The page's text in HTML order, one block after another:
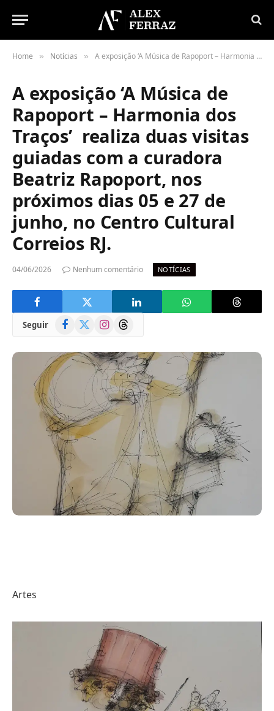
Home » Notícias » A exposição ‘A Música de Rapoport – Harmonia dos Traços’ realiza duas visitas guiadas com a curadora Beatriz Rapoport, nos próximos dias 05 e 27 de junho, no Centro Cultural Correios RJ.
A exposição ‘A Música de
Rapoport – Harmonia dos
Traços’ realiza duas visitas
guiadas com a curadora
Beatriz Rapoport, nos
próximos dias 05 e 27 de
junho, no Centro Cultural
Correios RJ.
04/06/2026 Nenhum comentário NOTÍCIAS
Seguir Facebook
(Twitter)
InstagramThreads
Artes